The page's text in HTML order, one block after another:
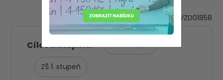
VZD01858
Cílová skupina
ZŠ 1. stupeň